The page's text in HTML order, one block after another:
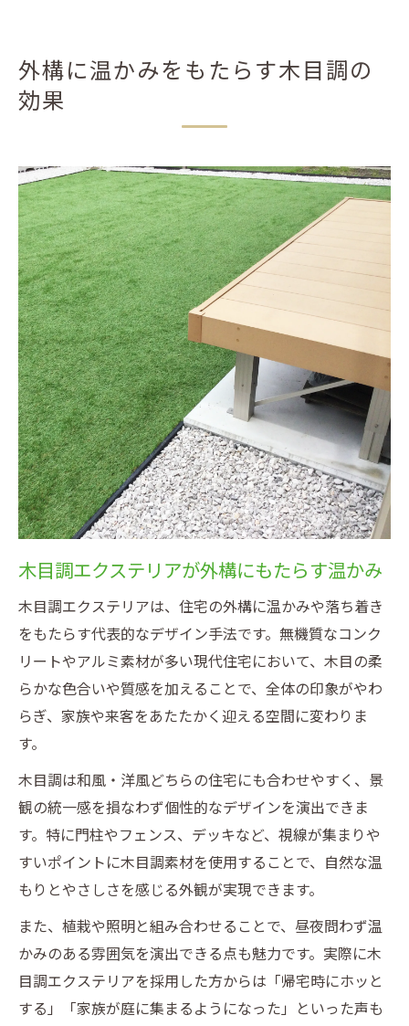
外構に温かみをもたらす木目調の
効果
木目調エクステリアが外構にもたらす温かみ
木目調エクステリアは、住宅の外構に温かみや落ち着き
をもたらす代表的なデザイン手法です。無機質なコンク
リートやアルミ素材が多い現代住宅において、木目の柔
らかな色合いや質感を加えることで、全体の印象がやわ
らぎ、家族や来客をあたたかく迎える空間に変わりま
す。
木目調は和風・洋風どちらの住宅にも合わせやすく、景
観の統一感を損なわず個性的なデザインを演出できま
す。特に門柱やフェンス、デッキなど、視線が集まりや
すいポイントに木目調素材を使用することで、自然な温
もりとやさしさを感じる外観が実現できます。
また、植栽や照明と組み合わせることで、昼夜問わず温
かみのある雰囲気を演出できる点も魅力です。実際に木
目調エクステリアを採用した方からは「帰宅時にホッと
する」「家族が庭に集まるようになった」といった声も